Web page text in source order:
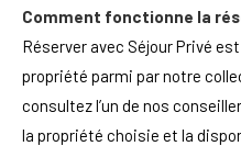
Comment fonctionne la
Réserver avec Séjour Privé
propriété parmi par notre
consultez l’un de nos
la propriété choisie et la